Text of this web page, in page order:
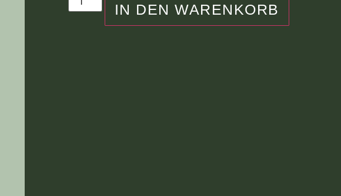
IN DEN WARENKORB